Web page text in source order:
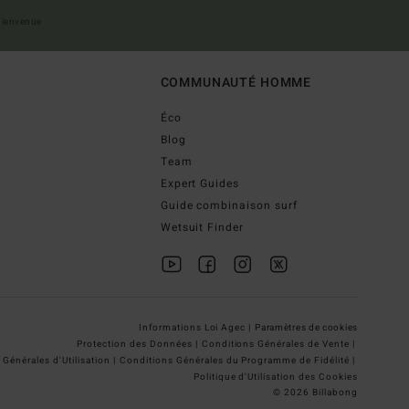
COMMUNAUTÉ HOMME
Éco
Blog
Team
Expert Guides
Guide combinaison surf
Wetsuit Finder
Informations Loi Agec | Paramètres de cookies
Protection des Données | Conditions Générales de Vente |
d'Utilisation | Conditions Générales du Programme de Fidélité |
Politique d'Utilisation des Cookies
© 2026 Billabong